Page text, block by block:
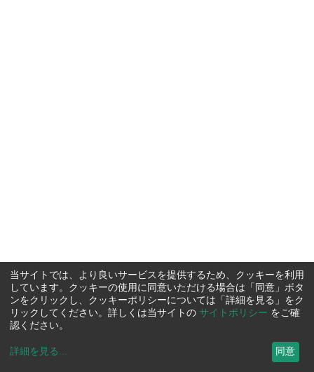
当サイトでは、より良いサービスを提供するため、クッキーを利用
しています。クッキーの使用に同意いただける場合は「同意」ボタ
ンをクリックし、クッキーポリシーについては「詳細を見る」をク
リックしてください。詳しくは当サイトの サイトポリシー をご確
認ください。
詳細を見る ... 同意